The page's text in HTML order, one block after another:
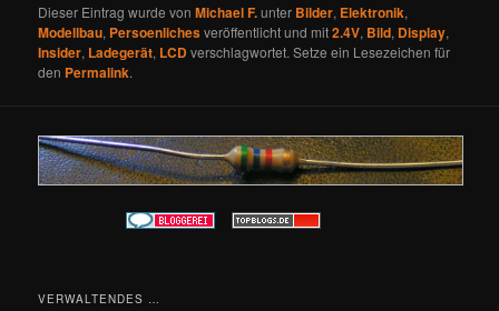
Dieser Eintrag wurde vonMichael F.unter Bilder, Elektronik,
Modellbau, Persoenlichesveröffentlicht und mit2.4V, Bild, Display,
Insider, Ladegerät, LCDverschlagwortet. Setze ein Lesezeichen für
den Permalink.
VERWALTENDES …